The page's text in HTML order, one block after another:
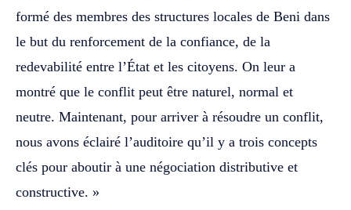
formé des membres des structures locales de Beni dans
le but du renforcement de la confiance, de la
redevabilité entre l’État et les citoyens. On leur a
montré que le conflit peut être naturel, normal et
neutre. Maintenant, pour arriver à résoudre un conflit,
nous avons éclairé l’auditoire qu’il y a trois concepts
clés pour aboutir à une négociation distributive et
constructive. »